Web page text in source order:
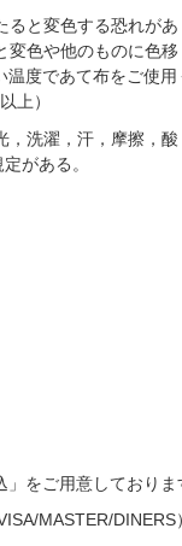
ると変色する恐れが
色や他のものに色
度であて布をご使用
上）
洗濯，汗，摩擦，
がある。
」をご用意しておりま
MASTER/DINERS